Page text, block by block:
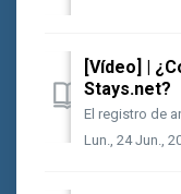
[Vídeo] |
Stays.net?
Lun., 24 Jun.,